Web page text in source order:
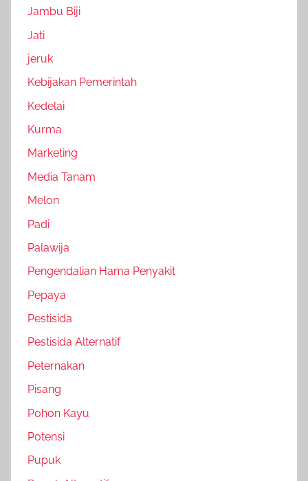
Jambu Biji
Jati
jeruk
Kebijakan Pemerintah
Kedelai
Kurma
Marketing
Media Tanam
Melon
Padi
Palawija
Pengendalian Hama Penyakit
Pepaya
Pestisida
Pestisida Alternatif
Peternakan
Pisang
Pohon Kayu
Potensi
Pupuk